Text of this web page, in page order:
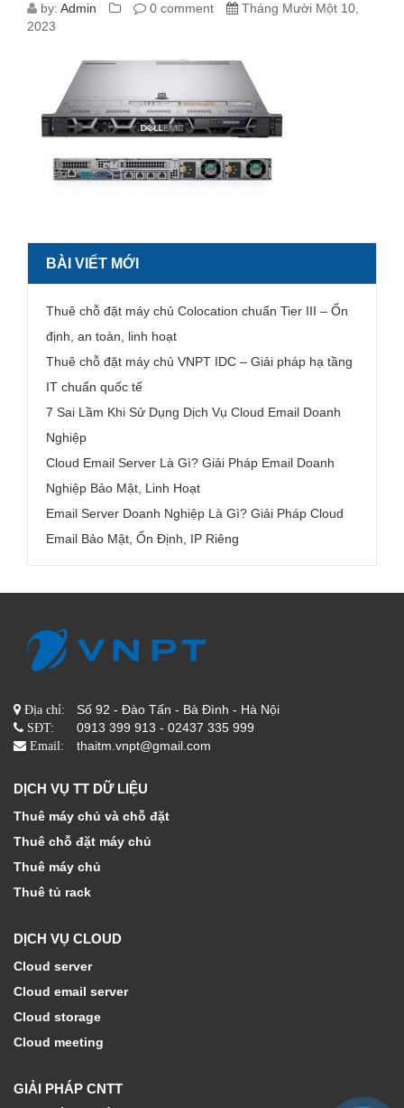
by: Admin 0 comment
Tháng Mười Một 10,
2023
BÀI VIẾT MỚI
Thuê chỗ đặt máy chủ Colocation chuẩn Tier III – Ổn
định, an toàn, linh hoạt
Thuê chỗ đặt máy chủ VNPT IDC – Giải pháp hạ tầng
IT chuẩn quốc tế
7 Sai Lầm Khi Sử Dụng Dịch Vụ Cloud Email Doanh
Nghiệp
Cloud Email Server Là Gì? Giải Pháp Email Doanh
Nghiệp Bảo Mật, Linh Hoạt
Email Server Doanh Nghiệp Là Gì? Giải Pháp Cloud
Email Bảo Mật, Ổn Định, IP Riêng
Địa chỉ: Số 92 - Đào Tấn - Bà Đình - Hà Nội
SĐT: 0913 399 913 - 02437 335 999
Email: thaitm.vnpt@gmail.com
DỊCH VỤ TT DỮ LIỆU
Thuê máy chủ và chỗ đặt
Thuê chỗ đặt máy chủ
Thuê máy chủ
Thuê tủ rack
DỊCH VỤ CLOUD
Cloud server
Cloud email server
Cloud storage
Cloud meeting
GIẢI PHÁP CNTT